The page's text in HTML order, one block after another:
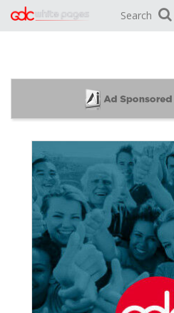
Search